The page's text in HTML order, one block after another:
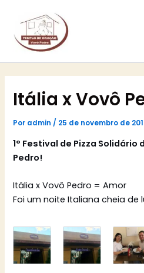
conteúdo
Itália x Vovô
Por admin / 25 de novembro de
1° Festival de Pizza
Pedro!
Itália x Vovô Pedro = Amor
Foi um noite Italiana cheia de